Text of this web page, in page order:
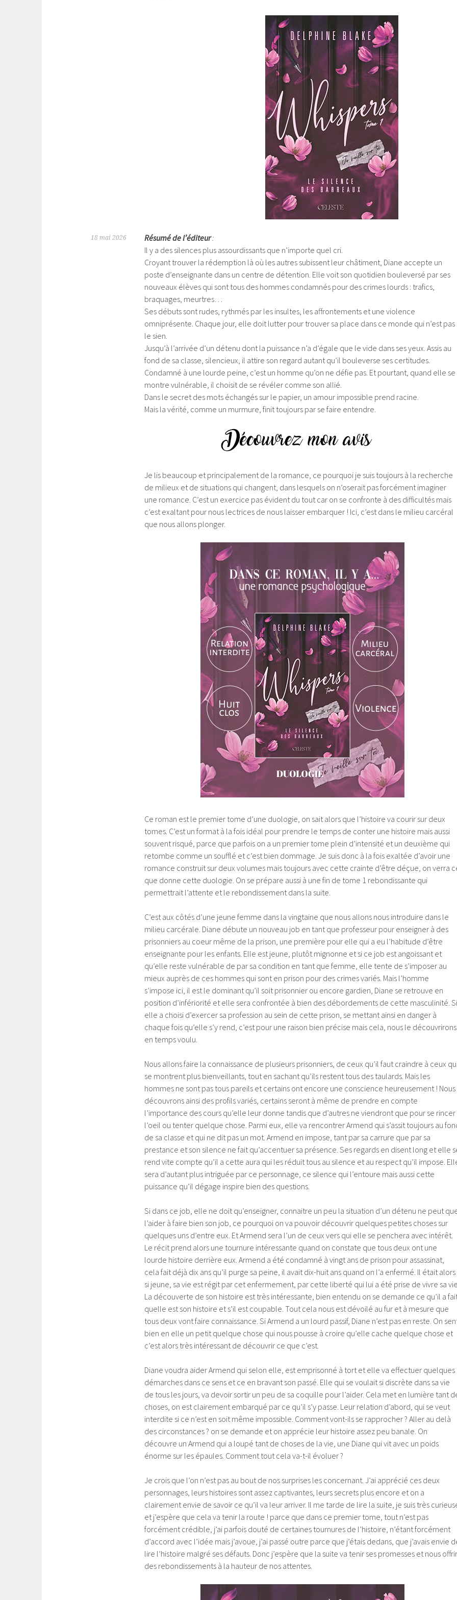
18 mai 2026 Résumé de l’éditeur:
Il y a des silences plus assourdissants que n’importe quel cri.
Croyant trouver la rédemption là où les autres subissent leur châtiment, Diane accepte un
poste d’enseignante dans un centre de détention. Elle voit son quotidien bouleversé par ses
nouveaux élèves qui sont tous des hommes condamnés pour des crimes lourds : trafics,
braquages, meurtres…
Ses débuts sont rudes, rythmés par les insultes, les affrontements et une violence
omniprésente. Chaque jour, elle doit lutter pour trouver sa place dans ce monde qui n’est pas
le sien.
Jusqu’à l’arrivée d’un détenu dont la puissance n’a d’égale que le vide dans ses yeux. Assis au
fond de sa classe, silencieux, il attire son regard autant qu’il bouleverse ses certitudes.
Condamné à une lourde peine, c’est un homme qu’on ne défie pas. Et pourtant, quand elle se
montre vulnérable, il choisit de se révéler comme son allié.
Dans le secret des mots échangés sur le papier, un amour impossible prend racine.
Mais la vérité, comme un murmure, finit toujours par se faire entendre.
Je lis beaucoup et principalement de la romance, ce pourquoi je suis toujours à la recherche
de milieux et de situations qui changent, dans lesquels on n’oserait pas forcément imaginer
une romance. C’est un exercice pas évident du tout car on se confronte à des difficultés mais
c’est exaltant pour nous lectrices de nous laisser embarquer ! Ici, c’est dans le milieu carcéral
que nous allons plonger.
Ce roman est le premier tome d’une duologie, on sait alors que l’histoire va courir sur deux
tomes. C’est un format à la fois idéal pour prendre le temps de conter une histoire mais aussi
souvent risqué, parce que parfois on a un premier tome plein d’intensité et un deuxième qui
retombe comme un soufflé et c’est bien dommage. Je suis donc à la fois exaltée d’avoir une
romance construit sur deux volumes mais toujours avec cette crainte d’être déçue, on verra
que donne cette duologie. On se prépare aussi à une fin de tome 1 rebondissante qui
permettrait l’attente et le rebondissement dans la suite.
C’est aux côtés d’une jeune femme dans la vingtaine que nous allons nous introduire dans le
milieu carcérale. Diane débute un nouveau job en tant que professeur pour enseigner à des
prisonniers au coeur même de la prison, une première pour elle qui a eu l’habitude d’être
enseignante pour les enfants. Elle est jeune, plutôt mignonne et si ce job est angoissant et
qu’elle reste vulnérable de par sa condition en tant que femme, elle tente de s’imposer au
mieux auprès de ces hommes qui sont en prison pour des crimes variés. Mais l’homme
s’impose ici, il est le dominant qu’il soit prisonnier ou encore gardien, Diane se retrouve en
position d’infériorité et elle sera confrontée à bien des débordements de cette masculinité. Si
elle a choisi d’exercer sa profession au sein de cette prison, se mettant ainsi en danger à
chaque fois qu’elle s’y rend, c’est pour une raison bien précise mais cela, nous le découvrirons
en temps voulu.
Nous allons faire la connaissance de plusieurs prisonniers, de ceux qu’il faut craindre à ceux
se montrent plus bienveillants, tout en sachant qu’ils restent tous des taulards. Mais les
hommes ne sont pas tous pareils et certains ont encore une conscience heureusement ! Nous
découvrons ainsi des profils variés, certains seront à même de prendre en compte
l’importance des cours qu’elle leur donne tandis que d’autres ne viendront que pour se rincer
l’oeil ou tenter quelque chose. Parmi eux, elle va rencontrer Armend qui s’assit toujours au
de sa classe et qui ne dit pas un mot. Armend en impose, tant par sa carrure que par sa
prestance et son silence ne fait qu’accentuer sa présence. Ses regards en disent long et elle
rend vite compte qu’il a cette aura qui les réduit tous au silence et au respect qu’il impose.
sera d’autant plus intriguée par ce personnage, ce silence qui l’entoure mais aussi cette
puissance qu’il dégage inspire bien des questions.
Si dans ce job, elle ne doit qu’enseigner, connaitre un peu la situation d’un détenu ne peut
l’aider à faire bien son job, ce pourquoi on va pouvoir découvrir quelques petites choses sur
quelques uns d’entre eux. Et Armend sera l’un de ceux vers qui elle se penchera avec intérêt.
Le récit prend alors une tournure intéressante quand on constate que tous deux ont une
lourde histoire derrière eux. Armend a été condamné à vingt ans de prison pour assassinat,
cela fait déjà dix ans qu’il purge sa peine, il avait dix-huit ans quand on l’a enfermé. Il était alors
si jeune, sa vie est régit par cet enfermement, par cette liberté qui lui a été prise de vivre sa
La découverte de son histoire est très intéressante, bien entendu on se demande ce qu’il a
quelle est son histoire et s’il est coupable. Tout cela nous est dévoilé au fur et à mesure que
tous deux vont faire connaissance. Si Armend a un lourd passif, Diane n’est pas en reste. On
bien en elle un petit quelque chose qui nous pousse à croire qu’elle cache quelque chose et
c’est alors très intéressant de découvrir ce que c’est.
Diane voudra aider Armend qui selon elle, est emprisonné à tort et elle va effectuer quelques
démarches dans ce sens et ce en bravant son passé. Elle qui se voulait si discrète dans sa vie
de tous les jours, va devoir sortir un peu de sa coquille pour l’aider. Cela met en lumière tant
choses, on est clairement embarqué par ce qu’il s’y passe. Leur relation d’abord, qui se veut
interdite si ce n’est en soit même impossible. Comment vont-ils se rapprocher ? Aller au delà
des circonstances ? on se demande et on apprécie leur histoire assez peu banale. On
découvre un Armend qui a loupé tant de choses de la vie, une Diane qui vit avec un poids
énorme sur les épaules. Comment tout cela va-t-il évoluer ?
Je crois que l’on n’est pas au bout de nos surprises les concernant. J’ai apprécié ces deux
personnages, leurs histoires sont assez captivantes, leurs secrets plus encore et on a
clairement envie de savoir ce qu’il va leur arriver. Il me tarde de lire la suite, je suis très
et j’espère que cela va tenir la route ! parce que dans ce premier tome, tout n’est pas
forcément crédible, j’ai parfois douté de certaines tournures de l’histoire, n’étant forcément
d’accord avec l’idée mais j’avoue, j’ai passé outre parce que j’étais dedans, que j’avais envie
lire l’histoire malgré ses défauts. Donc j’espère que la suite va tenir ses promesses et nous offrir
des rebondissements à la hauteur de nos attentes.